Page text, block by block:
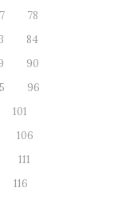
78
84
90
96
101
106
111
116